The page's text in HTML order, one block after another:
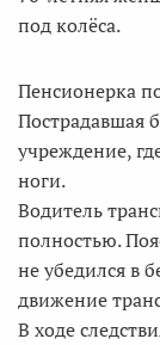
под колёса.
Пенсионерка
Пострадавшая
учреждение,
ноги.
Водитель
полностью.
не убедился в
движение
В ходе